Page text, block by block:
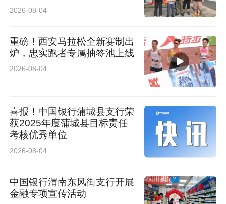
此次处罚中《思茅区农作物秸秆露天焚烧准烧
证》因不符合法律规定被撤销，那为何又会发放
呢？25日，记者联系思茅区南屏镇农业农村发展
服务中心一负责人，对方表示对于准烧证为何被
普洱市思茅区综合行政执法局认为，校园落叶应
集中交由市政环卫统一处理。对此，二三里资讯
记者联系到普洱市思茅区环卫绿化管理处，工作
人员表示，他们一般只负责生活垃圾清运，如果
学校内出现不量落叶需要清运，他们无法派出车
2026-08-04
重磅！西安马拉松全新赛制出
炉，忠实跑者专属抽签池上线
2026-08-04
喜报！中国银行蒲城县支行荣
获2025年度蒲城县目标责任
考核优秀单位
2026-08-04
中国银行渭南东风街支行开展
金融专项宣传活动